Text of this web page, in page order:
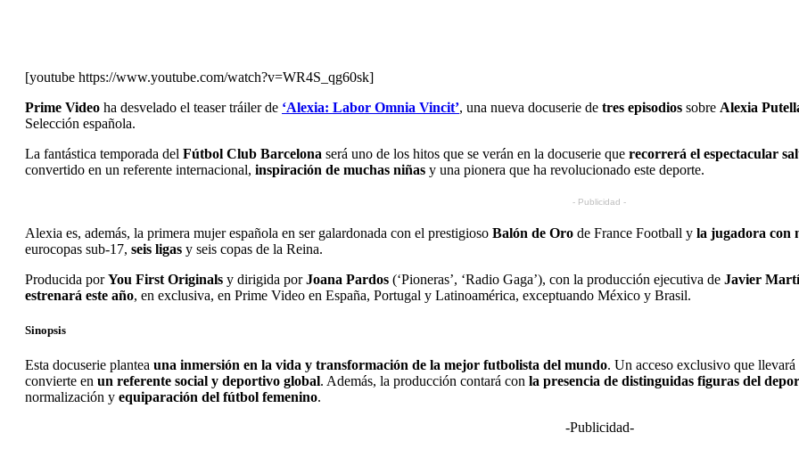
[youtube https://www.youtube.com/watch?v=WR4S_qg60sk]
Prime Video ha desvelado el teaser tráiler de ‘Alexia: Labor Omnia Vincit’, una nueva docuserie de tres episodios sobre Alexia
Selección española.
La fantástica temporada del Fútbol Club Barcelona será uno de los hitos que se verán en la docuserie que recorrerá el espectacular
convertido en un referente internacional, inspiración de muchas niñas y una pionera que ha revolucionado este deporte.
- Publicidad -
Alexia es, además, la primera mujer española en ser galardonada con el prestigioso Balón de Oro de France Football y la jugadora con
eurocopas sub-17, seis ligas y seis copas de la Reina.
Producida porYou First Originals y dirigida porJoana Pardos (‘Pioneras’, ‘Radio Gaga’), con la producción ejecutiva de Javier
estrenará este año, en exclusiva, en Prime Video en España, Portugal y Latinoamérica, exceptuando México y Brasil.
Sinopsis
Esta docuserie plantea una inmersión en la vida y transformación de la mejor futbolista del mundo. Un acceso exclusivo que llevará
convierte en un referente social y deportivo global. Además, la producción contará con la presencia de distinguidas figuras del
normalización y equiparación del fútbol femenino.
-Publicidad-